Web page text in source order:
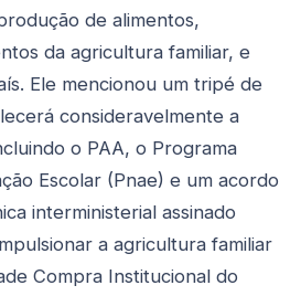
de alimentos,
da agricultura familiar, e
Ele mencionou um tripé de
consideravelmente a
o PAA, o Programa
Escolar (Pnae) e um acordo
interministerial assinado
a agricultura familiar
Compra Institucional do